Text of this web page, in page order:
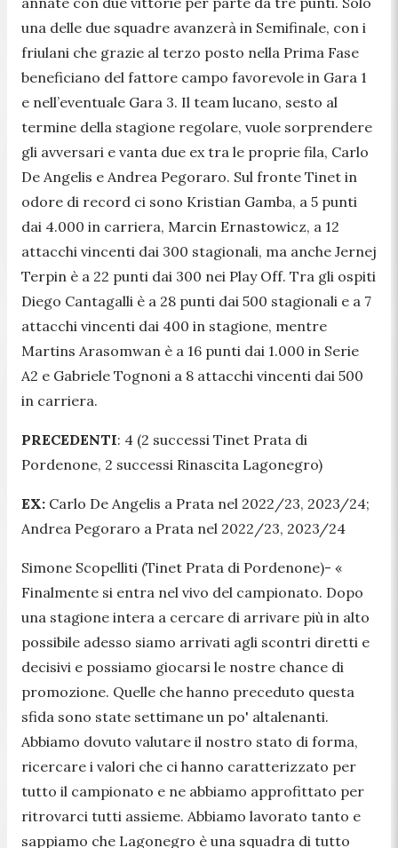
una delle due squadre avanzerà in Semifinale, con i
friulani che grazie al terzo posto nella Prima Fase
beneficiano del fattore campo favorevole in Gara 1
e nell’eventuale Gara 3. Il team lucano, sesto al
termine della stagione regolare, vuole sorprendere
gli avversari e vanta due ex tra le proprie fila, Carlo
De Angelis e Andrea Pegoraro. Sul fronte Tinet in
odore di record ci sono Kristian Gamba, a 5 punti
dai 4.000 in carriera, Marcin Ernastowicz, a 12
attacchi vincenti dai 300 stagionali, ma anche Jernej
Terpin è a 22 punti dai 300 nei Play Off. Tra gli ospiti
Diego Cantagalli è a 28 punti dai 500 stagionali e a 7
attacchi vincenti dai 400 in stagione, mentre
Martins Arasomwan è a 16 punti dai 1.000 in Serie
A2 e Gabriele Tognoni a 8 attacchi vincenti dai 500
in carriera.
PRECEDENTI: 4 (2 successi Tinet Prata di
Pordenone, 2 successi Rinascita Lagonegro)
EX: Carlo De Angelis a Prata nel 2022/23, 2023/24;
Andrea Pegoraro a Prata nel 2022/23, 2023/24
Simone Scopelliti (Tinet Prata di Pordenone)- «
Finalmente si entra nel vivo del campionato. Dopo
una stagione intera a cercare di arrivare più in alto
possibile adesso siamo arrivati agli scontri diretti e
decisivi e possiamo giocarsi le nostre chance di
promozione. Quelle che hanno preceduto questa
sfida sono state settimane un po' altalenanti.
Abbiamo dovuto valutare il nostro stato di forma,
ricercare i valori che ci hanno caratterizzato per
tutto il campionato e ne abbiamo approfittato per
ritrovarci tutti assieme. Abbiamo lavorato tanto e
sappiamo che Lagonegro è una squadra di tutto